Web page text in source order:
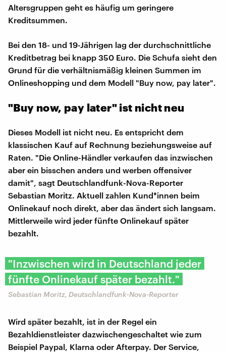
Altersgruppen geht es häufig um geringere
Kreditsummen.
Bei den 18- und 19-Jährigen lag der durchschnittliche
Kreditbetrag bei knapp 350 Euro. Die Schufa sieht den
Grund für die verhältnismäßig kleinen Summen im
Onlineshopping und dem Modell "Buy now, pay later".
"Buy now, pay later" ist nicht neu
Dieses Modell ist nicht neu. Es entspricht dem
klassischen Kauf auf Rechnung beziehungsweise auf
Raten. "Die Online-Händler verkaufen das inzwischen
aber ein bisschen anders und werben offensiver
damit", sagt Deutschlandfunk-Nova-Reporter
Sebastian Moritz. Aktuell zahlen Kund*innen beim
Onlinekauf noch direkt, aber das ändert sich langsam.
Mittlerweile wird jeder fünfte Onlinekauf später
bezahlt.
"Inzwischen wird in Deutschland jeder
fünfte Onlinekauf später bezahlt."
Sebastian Moritz, Deutschlandfunk-Nova-Reporter
Wird später bezahlt, ist in der Regel ein
Bezahldienstleister dazwischengeschaltet wie zum
Beispiel Paypal, Klarna oder Afterpay. Der Service,